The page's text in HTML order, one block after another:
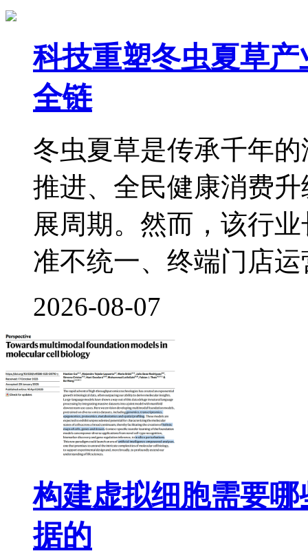
科技重塑冬虫夏草
全链
冬虫夏草是传承千年
推进、全民健康消费
展周期。然而，该行
准不统一、终端门店运
2026-08-07
构建虚拟细胞需要
据的